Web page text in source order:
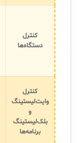
کنترل
دستگاه‌ها
کنترل
وایت‌لیستینگ
و
بلک‌لیستینگ
برنامه‌ها